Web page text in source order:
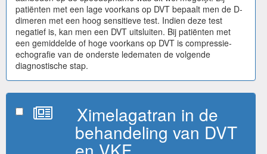
patiënten met een lage voorkans op DVT bepaalt men de D-
dimeren met een hoog sensitieve test. Indien deze test
negatief is, kan men een DVT uitsluiten. Bij patiënten met
een gemiddelde of hoge voorkans op DVT is compressie-
echografie van de onderste ledematen de volgende
diagnostische stap.
Ximelagatran in de
behandeling van DVT